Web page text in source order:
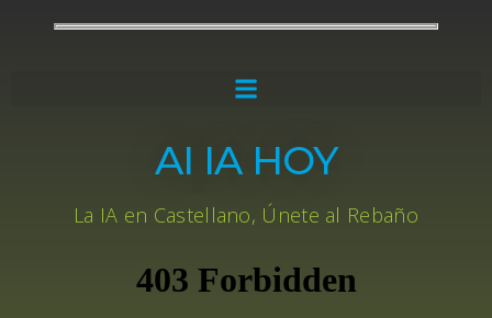
AI IA HOY
La IA en Castellano, Únete al Rebaño